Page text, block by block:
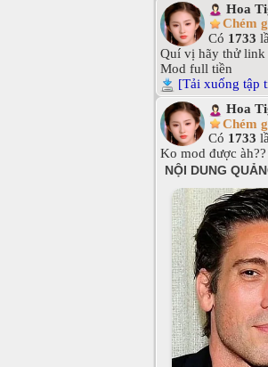
Hoa
Chém
Có 1733
Quí vị hãy thử link
Mod full tiền
[Tải xuống tập
Hoa
Chém
Có 1733
Ko mod được